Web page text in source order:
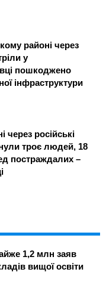
районі через
у
пошкоджено
інфраструктури
через російські
троє людей, 18
постраждалих –
1,2 млн заяв
вищої освіти